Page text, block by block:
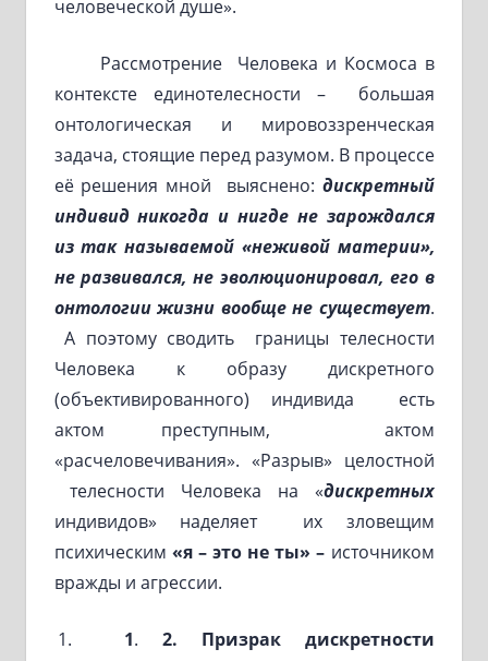
человеческой душе».
Рассмотрение Человека и Космоса в
контексте единотелесности – большая
онтологическая и мировоззренческая
задача, стоящие перед разумом. В процессе
её решения мной выяснено: дискретный
индивид никогда и нигде не зарождался
из так называемой «неживой материи»,
не развивался, не эволюционировал, его в
онтологии жизни вообще не существует.
А поэтому сводить границы телесности
Человека к образу дискретного
(объективированного) индивида есть
актом преступным, актом
«расчеловечивания». «Разрыв» целостной
телесности Человека на «дискретных
индивидов» наделяет их зловещим
психическим «я – это не ты» – источником
вражды и агрессии.
1. 2. Призрак дискретности